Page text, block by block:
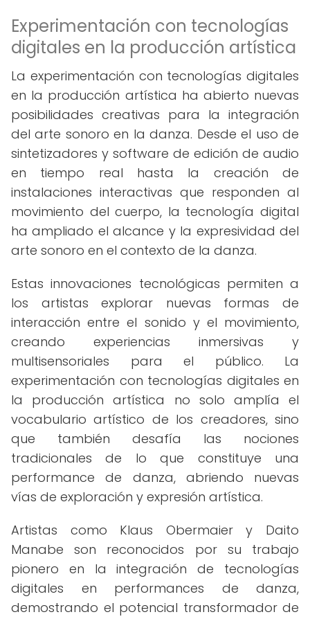
Experimentación con tecnologías
digitales en la producción artística
La experimentación con tecnologías digitales
en la producción artística ha abierto nuevas
posibilidades creativas para la integración
del arte sonoro en la danza. Desde el uso de
sintetizadores y software de edición de audio
en tiempo real hasta la creación de
instalaciones interactivas que responden al
movimiento del cuerpo, la tecnología digital
ha ampliado el alcance y la expresividad del
arte sonoro en el contexto de la danza.
Estas innovaciones tecnológicas permiten a
los artistas explorar nuevas formas de
interacción entre el sonido y el movimiento,
creando experiencias inmersivas y
multisensoriales para el público. La
experimentación con tecnologías digitales en
la producción artística no solo amplía el
vocabulario artístico de los creadores, sino
que también desafía las nociones
tradicionales de lo que constituye una
performance de danza, abriendo nuevas
vías de exploración y expresión artística.
Artistas como Klaus Obermaier y Daito
Manabe son reconocidos por su trabajo
pionero en la integración de tecnologías
digitales en performances de danza,
demostrando el potencial transformador de